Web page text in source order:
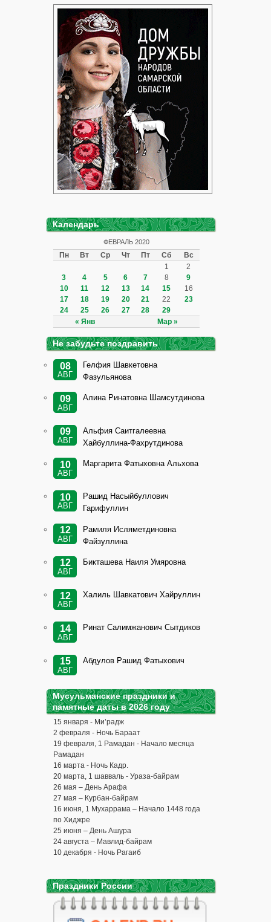
Календарь
ФЕВРАЛЬ 2020
Пн Вт Ср Чт Пт Сб Вс
« Янв Мар »
1
2
3
4 5 6 7 8
9
10
11 12 13 14 15
16
17
18 19 20 21 22
23
24
25 26 27 28 29
Не забудьте поздравить
08
АВГ
Гелфия Шавкетовна
Фазульянова
09
АВГ
Алина Ринатовна Шамсутдинова
09
АВГ
Альфия Саитгалеевна
Хайбуллина-Фахрутдинова
10
АВГ
Маргарита Фатыховна Альхова
10
АВГ
Рашид Насыйбуллович
Гарифуллин
12
АВГ
Рамиля Исляметдиновна
Файзуллина
12
АВГ
Бикташева Наиля Умяровна
12
АВГ
Халиль Шавкатович Хайруллин
14
АВГ
Ринат Салимжанович Сытдиков
15
АВГ
Абдулов Рашид Фатыхович
Мусульманские праздники и
памятные даты в 2026 году
15 января - Ми’радж
2 февраля - Ночь Бараат
19 февраля, 1 Рамадан - Начало месяца
Рамадан
16 марта - Ночь Кадр.
20 марта, 1 шавваль - Ураза-байрам
26 мая – День Арафа
27 мая – Курбан-байрам
16 июня, 1 Мухаррама – Начало 1448 года
по Хиджре
25 июня – День Ашура
24 августа – Мавлид-байрам
10 декабря - Ночь Рагаиб
Праздники России